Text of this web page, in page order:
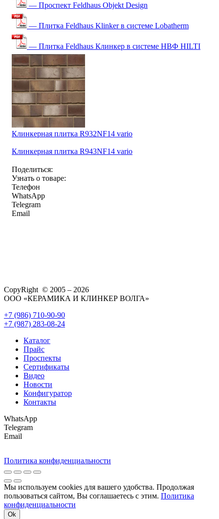
— Проспект Feldhaus Objekt Design
— Плитка Feldhaus Klinker в системе Lobatherm
— Плитка Feldhaus Клинкер в системе НВФ HILTI
Клинкерная плитка R932NF14 vario
Клинкерная плитка R943NF14 vario
Поделиться:
Узнать о товаре:
Телефон
WhatsApp
Telegram
Email
CopyRight © 2005 – 2026
ООО «КЕРАМИКА И КЛИНКЕР ВОЛГА»
+7 (986) 710-90-90
+7 (987) 283-08-24
Каталог
Прайс
Проспекты
Сертификаты
Видео
Новости
Конфигуратор
Контакты
WhatsApp
Telegram
Email
Политика конфиденциальности
Мы используем cookies для вашего удобства. Продолжая
пользоваться сайтом, Вы соглашаетесь с этим. Политика
конфиденциальности
Ok